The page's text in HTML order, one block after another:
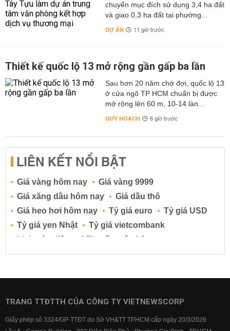
chuyển mục đích sử dụng 3,4 ha đất
và giao 0,3 ha đất tại phường...
DỰ ÁN 11 giờ trước
Thiết kế quốc lộ 13 mở rộng gần gấp ba lần
Sau hơn 20 năm chờ đợi, quốc lộ 13
ở cửa ngõ TP HCM chuẩn bị được
mở rộng lên 60 m, 10-14 làn...
QUY HOẠCH 6 giờ trước
LIÊN KẾT NỔI BẬT
Giá vàng hôm nay
Giá vàng 9999
Giá xăng dầu hôm nay
Giá dầu thô
Giá heo hơi hôm nay
Tỷ giá euro
Tỷ giá USD
Tỷ giá yen Nhật
Tỷ giá vietcombank
Lịch cúp điện
Lãi suất ngân hàng
Lãi suất tiết kiệm
Lãi suất tiền gửi
Lãi suất ngân hàng BIDV
Lãi suất ngân hàng Vietcombank
TRANG TTĐTTH CỦA CÔNG TY VIETNEWSCORP
Giấy phép số 3324/GP-TTĐT do Sở VH&TT TPHCM cấp ngày 20/3/2026